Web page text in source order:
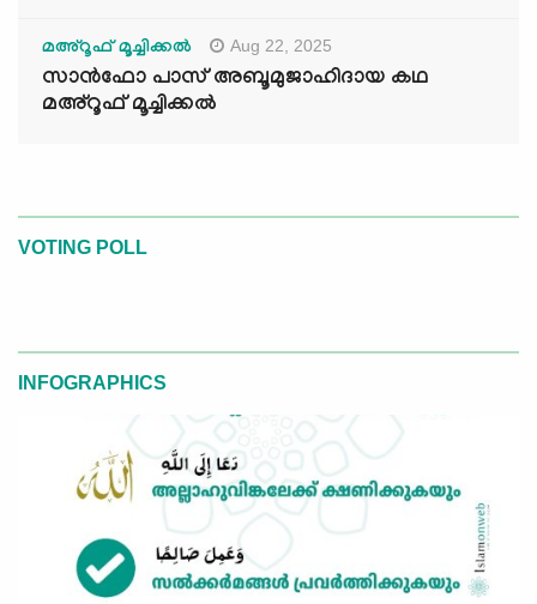
മഅ്റൂഫ് മൂച്ചിക്കല്‍ Aug 22, 2025
സാൻഫോ പാസ് അബൂമുജാഹിദായ കഥ
മഅ്റൂഫ് മൂച്ചിക്കല്‍
VOTING POLL
INFOGRAPHICS